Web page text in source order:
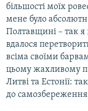
більшості моїх
мене було
Полтавщині – так я
вдалося
всіма своїми
цьому жахливому
Литві та Естонії:
до самозбереження